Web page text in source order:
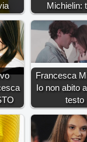
Michielin:
Francesca
Io non abito
testo